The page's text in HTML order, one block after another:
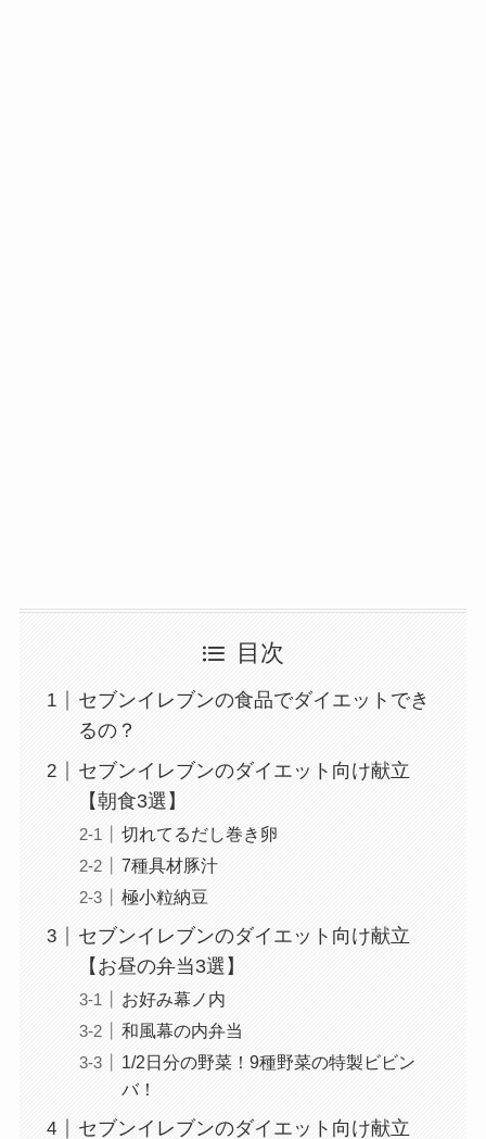
目次
セブンイレブンの食品でダイエットでき
るの？
セブンイレブンのダイエット向け献立
【朝食3選】
切れてるだし巻き卵
7種具材豚汁
極小粒納豆
セブンイレブンのダイエット向け献立
【お昼の弁当3選】
お好み幕ノ内
和風幕の内弁当
1/2日分の野菜！9種野菜の特製ビビン
バ！
セブンイレブンのダイエット向け献立